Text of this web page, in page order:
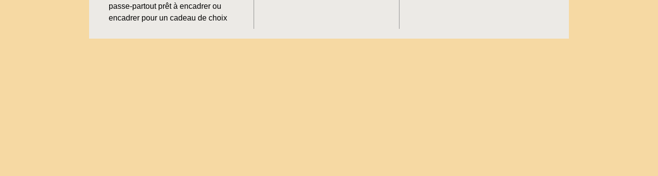
passe-partout prêt à encadrer ou
encadrer pour un cadeau de choix